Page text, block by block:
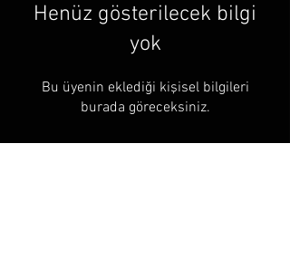
Henüz gösterilecek bilgi
yok
Bu üyenin eklediği kişisel bilgileri
burada göreceksiniz.